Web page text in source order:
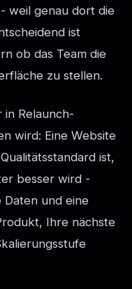
weil genau dort die
ist
ob das Team die
zu stellen.
in Relaunch-
wird: Eine Website
ist,
besser wird -
und eine
Ihre nächste